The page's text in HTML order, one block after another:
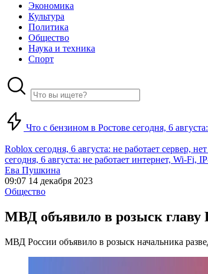
Экономика
Культура
Политика
Общество
Наука и техника
Спорт
Что с бензином в Ростове сегодня, 6
Roblox сегодня, 6 августа: не работает сервер,
сегодня, 6 августа: не работает интернет, Wi-Fi,
Ева Пушкина
09:07 14 декабря 2023
Общество
МВД объявило в розыск
МВД России объявило в розыск начальника